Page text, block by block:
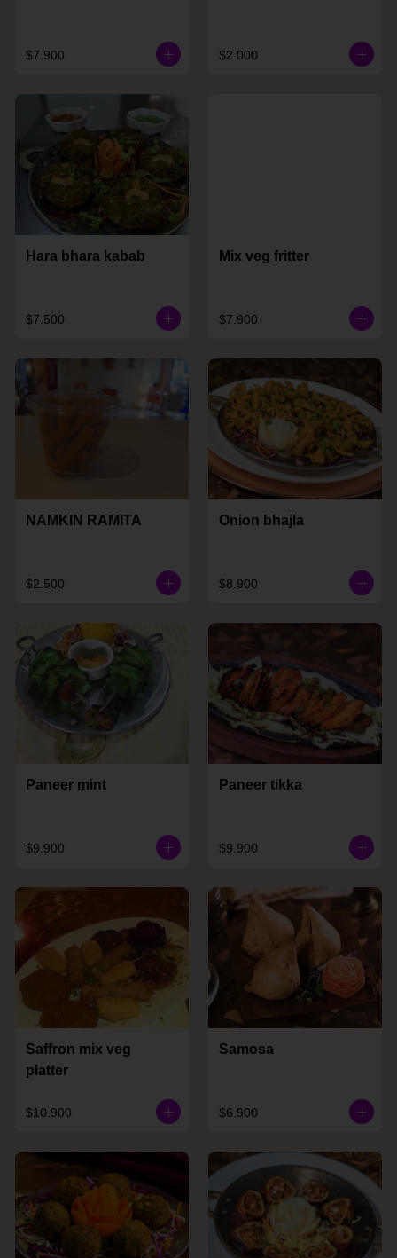
$7.900 $2.000
Hara bhara kabab
$7.500
Mix veg fritter
$7.900
NAMKIN RAMITA
$2.500
Onion bhajla
$8.900
Paneer mint
$9.900
Paneer tikka
$9.900
Saffron mix veg
platter
$10.900
Samosa
$6.900